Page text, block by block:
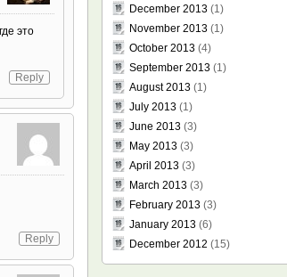
это
Reply
Reply
December 2013 (1)
November 2013 (1)
October 2013 (4)
September 2013 (1)
August 2013 (1)
July 2013 (1)
June 2013 (3)
May 2013 (3)
April 2013 (3)
March 2013 (3)
February 2013 (3)
January 2013 (6)
December 2012 (15)